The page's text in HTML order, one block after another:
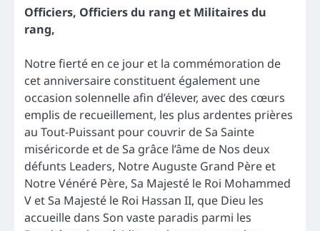
Officiers, Officiers du rang et Militaires du
rang,
Notre fierté en ce jour et la commémoration de
cet anniversaire constituent également une
occasion solennelle afin d’élever, avec des cœurs
emplis de recueillement, les plus ardentes prières
au Tout-Puissant pour couvrir de Sa Sainte
miséricorde et de Sa grâce l’âme de Nos deux
défunts Leaders, Notre Auguste Grand Père et
Notre Vénéré Père, Sa Majesté le Roi Mohammed
V et Sa Majesté le Roi Hassan II, que Dieu les
accueille dans Son vaste paradis parmi les